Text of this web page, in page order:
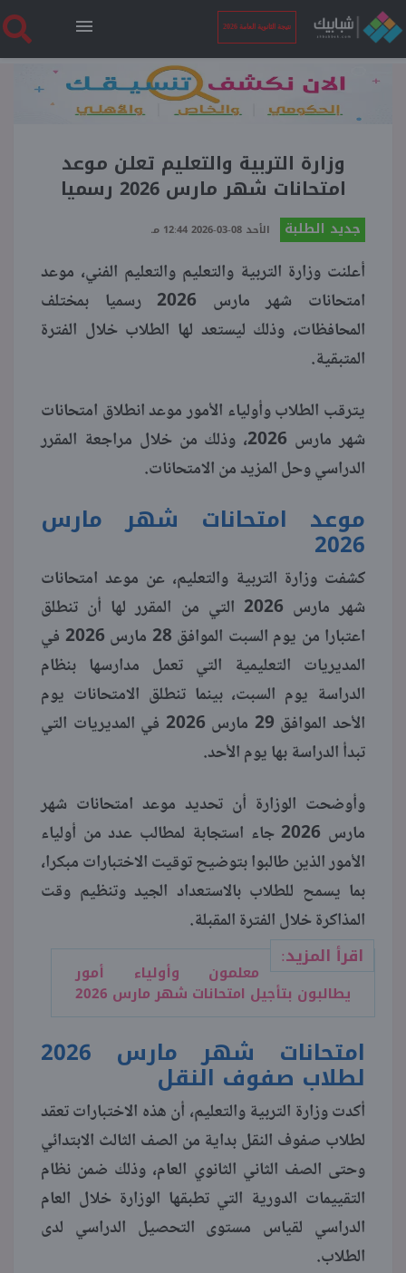
نتيجة الثانوية العامة 2026
الرئيسية
نتيجة الثانوية العامة 2026
فنجان قهوة
بوابة الطلبة
منوعات
وزارة التربية والتعليم تعلن موعد
امتحانات شهر مارس 2026 رسميا
جديد الطلبة الأحد 08-03-2026 12:44 مـ
أعلنت وزارة التربية والتعليم والتعليم الفني، موعد
امتحانات شهر مارس 2026 رسميا بمختلف
المحافظات، وذلك ليستعد لها الطلاب خلال الفترة
المتبقية.
يترقب الطلاب وأولياء الأمور موعد انطلاق امتحانات
شهر مارس 2026، وذلك من خلال مراجعة المقرر
الدراسي وحل المزيد من الامتحانات.
موعد امتحانات شهر مارس
2026
كشفت وزارة التربية والتعليم، عن موعد امتحانات
شهر مارس 2026 التي من المقرر لها أن تنطلق
اعتبارا من يوم السبت الموافق 28 مارس 2026 في
المديريات التعليمية التي تعمل مدارسها بنظام
الدراسة يوم السبت، بينما تنطلق الامتحانات يوم
الأحد الموافق 29 مارس 2026 في المديريات التي
تبدأ الدراسة بها يوم الأحد.
وأوضحت الوزارة أن تحديد موعد امتحانات شهر
مارس 2026 جاء استجابة لمطالب عدد من أولياء
الأمور الذين طالبوا بتوضيح توقيت الاختبارات مبكرا،
بما يسمح للطلاب بالاستعداد الجيد وتنظيم وقت
المذاكرة خلال الفترة المقبلة.
اقرأ المزيد:
معلمون وأولياء أمور
يطالبون بتأجيل امتحانات شهر مارس 2026
امتحانات شهر مارس 2026
لطلاب صفوف النقل
أكدت وزارة التربية والتعليم، أن هذه الاختبارات تعقد
لطلاب صفوف النقل بداية من الصف الثالث الابتدائي
وحتى الصف الثاني الثانوي العام، وذلك ضمن نظام
التقييمات الدورية التي تطبقها الوزارة خلال العام
الدراسي لقياس مستوى التحصيل الدراسي لدى
الطلاب.